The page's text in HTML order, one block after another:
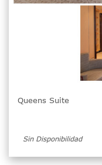
Queens Suite
Sin Disponibilidad